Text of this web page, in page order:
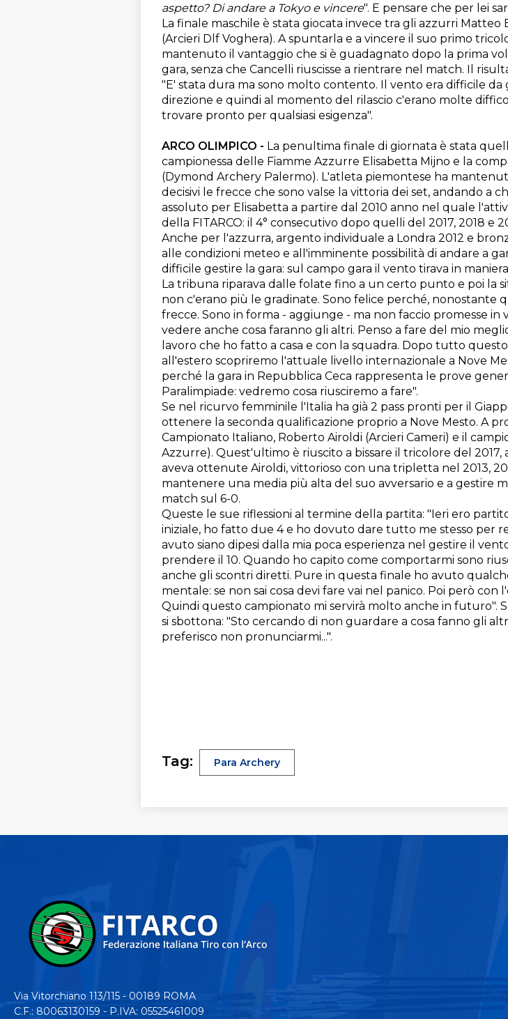
aspetto? Di andare a Tokyo e vincere". E pensare che per lei
La finale maschile è stata giocata invece tra gli azzurri Matteo
(Arcieri Dlf Voghera). A spuntarla e a vincere il suo primo
mantenuto il vantaggio che si è guadagnato dopo la prima
gara, senza che Cancelli riuscisse a rientrare nel match. Il
"E' stata dura ma sono molto contento. Il vento ​era ​difficile da
direzione e quindi al momento del rilascio​ c'erano molte
trovare pronto​ per​ qualsiasi ​esigenza".
​ARCO OLIMPICO - ​ La penultima finale di giornata è stata
campionessa delle Fiamme Azzurre Elisabetta Mijno e la
(Dymond Archery Palermo). L'atleta piemontese ha
decisivi le frecce che sono valse la vittoria dei set, andando a
assoluto per Elisabetta a partire dal 2010 anno nel quale
della FITARCO: il 4° consecutivo dopo quelli del 2017, 2018 e
Anche per l'azzurra, argento individuale a Londra 2012 e
alle condizioni meteo e all'imminente possibilità di andare a
difficile gestire la gara: sul campo gara il vento tirava in
La tribuna riparava dalle folate fino a un certo punto e poi la
non c'erano più le gradinate. Sono felice perché, nonostante
frecce. Sono in forma - aggiunge - ma non faccio promesse in
vedere anche cosa faranno gli altri. Penso a fare del mio
lavoro che ho fatto a casa e con la squadra. Dopo tutto
all'estero scopriremo l'attuale livello internazionale a Nove
perché la gara in Repubblica Ceca rappresenta le prove
Paralimpiade: vedremo cosa riusciremo a fare".
​Se nel ricurvo femminile l'Italia ha già 2 pass pronti per il
ottenere la seconda qualificazione proprio a Nove Mesto. A
Campionato Italiano, Roberto Airoldi (Arcieri Cameri) e il
Azzurre). Quest'ultimo è riuscito a bissare il tricolore del
aveva ottenute Airoldi, vittorioso con una tripletta nel 2013,
mantenere una media più alta del suo avversario e a gestire
match sul 6-0.
Queste le sue riflessioni al termine della partita: "Ieri ero
iniziale, ho fatto due 4 e ho dovuto dare tutto me stesso per
avuto siano dipesi dalla mia poca esperienza nel gestire il
prendere il 10. Quando ho capito come comportarmi sono
anche gli scontri diretti. Pure in questa finale ho avuto
mentale: se non sai cosa devi fare vai nel panico. Poi però
Quindi questo campionato mi servirà molto anche in futuro".
si sbottona: "Sto cercando di non guardare a cosa fanno gli
preferisco non pronunciarmi...".
Tag: Para Archery
Via Vitorchiano 113/115 - 00189 ROMA
C.F.: 80063130159 - P.IVA: 05525461009